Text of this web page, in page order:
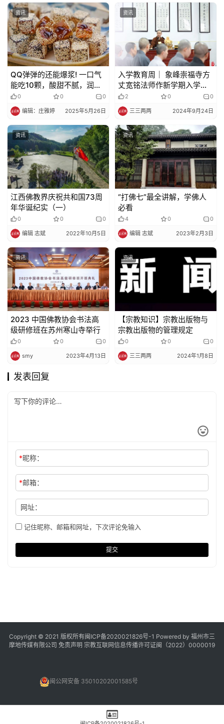
资讯
QQ弹弹的还能爆浆! 一口气
能吃10颗，酸甜不腻，润嗓
消食，包包里常备~
0 0 0
编辑：庄雅婷 2025年5月26日
资讯
入学教育周│ 象峰崇福寺方
丈宽铭法师作新学期入学开
示2 0 0
三三两两 2024年9月24日
资讯
江西佛教界庆祝共和国73周
年华诞纪实（一）
0 0 0
编辑 志斌 2022年10月5日
资讯
“打佛七”最全讲解，学佛人
必看
4 0 0
编辑 志斌 2023年2月3日
资讯
2023 中国佛教协会书法高
级研修班在苏州寒山寺举行
0 0 0
smy 2023年4月13日
资讯
【宗教知识】宗教出版物与
宗教出版物的管理规定
0 0 0
三三两两 2024年1月8日
发表回复
*昵称：
*邮箱：
网址：
记住昵称、邮箱和网址，下次评论免输入
提交
Copyright © 2021 版权所有闽ICP备2020021826号-1 Powered by 福州市三
摩地传媒有限公司 免责声明 宗教互联网信息传播许可证闽（2022）0000019
闽公网安备 35010202001585号